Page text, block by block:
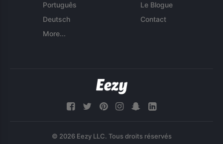
Português
Deutsch
More...
Le Blogue
Contact
© 2026 Eezy LLC. Tous droits réservés